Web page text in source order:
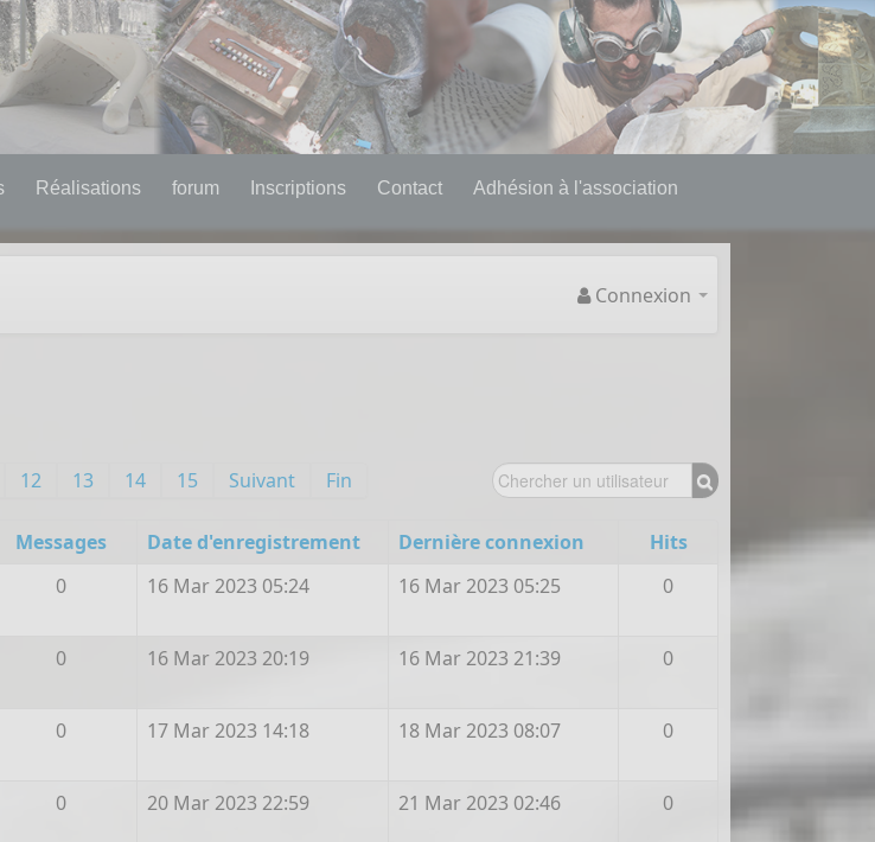
Réalisations forum Inscriptions Contact Adhésion à l'association
Connexion
12 13 14 15 Suivant Fin
Messages Date d'enregistrement Dernière connexion
Hits
0 16 Mar 2023 05:24 16 Mar 2023 05:25 0
0 16 Mar 2023 20:19 16 Mar 2023 21:39 0
0 17 Mar 2023 14:18 18 Mar 2023 08:07 0
0 20 Mar 2023 22:59 21 Mar 2023 02:46 0